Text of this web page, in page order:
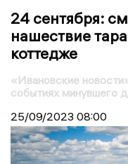
24 сентября:
нашествие
коттедже
«Ивановские
событиях минувшего
25/09/2023 08:00